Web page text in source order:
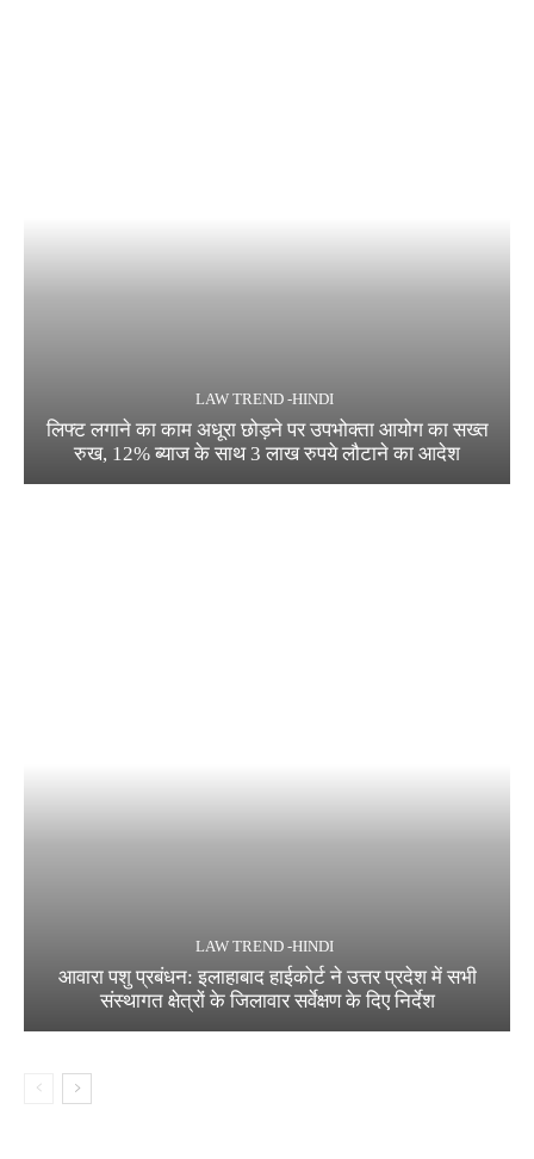
LAW TREND -HINDI
लिफ्ट लगाने का काम अधूरा छोड़ने पर उपभोक्ता आयोग का सख्त
रुख, 12% ब्याज के साथ 3 लाख रुपये लौटाने का आदेश
LAW TREND -HINDI
आवारा पशु प्रबंधन: इलाहाबाद हाईकोर्ट ने उत्तर प्रदेश में सभी
संस्थागत क्षेत्रों के जिलावार सर्वेक्षण के दिए निर्देश